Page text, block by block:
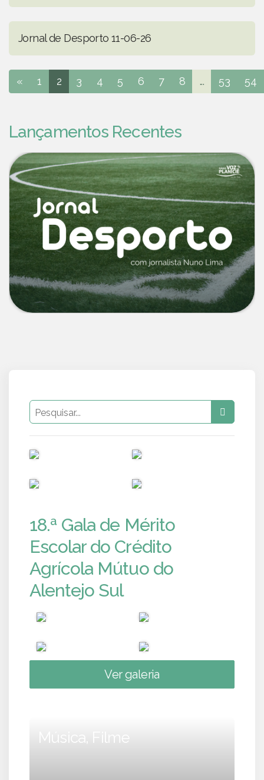
Jornal de Desporto 11-06-26
« 1 2 3 4 5 6 7 8 ... 53 54
Lançamentos Recentes
18.ª Gala de Mérito
Escolar do Crédito
Agrícola Mútuo do
Alentejo Sul
Ver galeria
Música, Filme